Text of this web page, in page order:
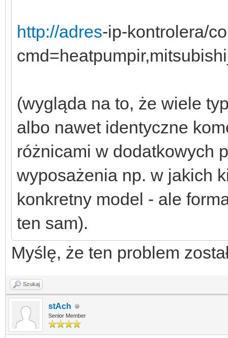
http://adres-ip-kontrolera/
(wygląda na to, że wiele
albo nawet identyczne
różnicami w dodatkowych
wyposażenia np. w jakich
konkretny model - ale
ten sam).
Myślę, że ten problem
Szukaj
stAch
Senior Member